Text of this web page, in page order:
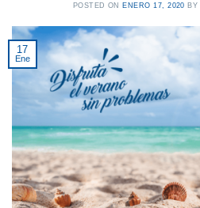
POSTED ON ENERO 17, 2020 BY
17
Ene